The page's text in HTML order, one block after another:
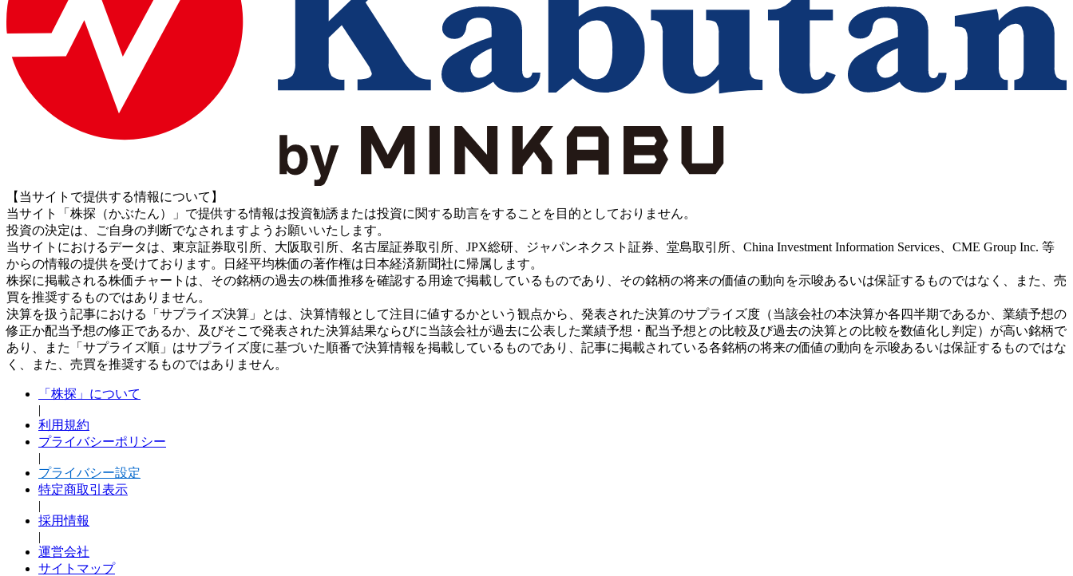
【当サイトで提供する情報について】
当サイト「株探（かぶたん）」で提供する情報は投資勧誘または投資に関する助言をすることを目的としておりません。
投資の決定は、ご自身の判断でなされますようお願いいたします。
当サイトにおけるデータは、東京証券取引所、大阪取引所、名古屋証券取引所、JPX総研、ジャパンネクスト証券、堂島取引所、China Investment Information Services、CME Group Inc. 等
からの情報の提供を受けております。日経平均株価の著作権は日本経済新聞社に帰属します。
株探に掲載される株価チャートは、その銘柄の過去の株価推移を確認する用途で掲載しているものであり、その銘柄の将来の価値の動向を示唆あるいは保証するものではなく、また、売
買を推奨するものではありません。
決算を扱う記事における「サプライズ決算」とは、決算情報として注目に値するかという観点から、発表された決算のサプライズ度（当該会社の本決算か各四半期であるか、業績予想の
修正か配当予想の修正であるか、及びそこで発表された決算結果ならびに当該会社が過去に公表した業績予想・配当予想との比較及び過去の決算との比較を数値化し判定）が高い銘柄で
あり、また「サプライズ順」はサプライズ度に基づいた順番で決算情報を掲載しているものであり、記事に掲載されている各銘柄の将来の価値の動向を示唆あるいは保証するものではな
く、また、売買を推奨するものではありません。
「株探」について
|
利用規約
プライバシーポリシー
|
プライバシー設定
特定商取引表示
|
採用情報
|
運営会社
サイトマップ